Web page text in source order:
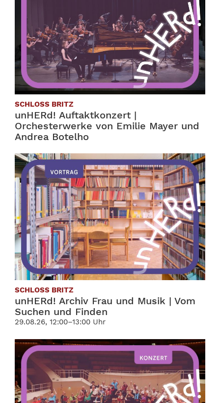
SCHLOSS BRITZ
unHERd! Auftaktkonzert |
Orchesterwerke von Emilie Mayer und
Andrea Botelho
SCHLOSS BRITZ
unHERd! Archiv Frau und Musik | Vom
Suchen und Finden
29.08.26, 12:00–13:00 Uhr